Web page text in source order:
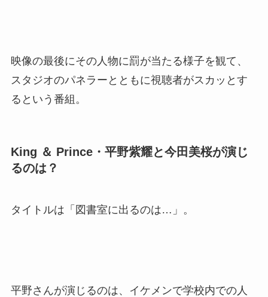
映像の最後にその人物に罰が当たる様子を観て、
スタジオのパネラーとともに視聴者がスカッとす
るという番組。
King ＆ Prince・平野紫耀と今田美桜が演じ
るのは？
タイトルは「図書室に出るのは…」。
平野さんが演じるのは、イケメンで学校内での人